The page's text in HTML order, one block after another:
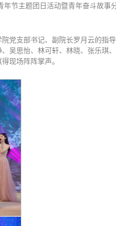
节主题团日活动暨青年奋斗故事
党支部书记、副院长罗月云的指
吴思怡、林可轩、林晓、张乐琪、
现场阵阵掌声。